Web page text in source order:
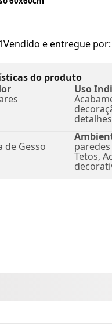
Vendido e entregue por:
do produto
Uso
detalhes
de Gesso
Tetos,